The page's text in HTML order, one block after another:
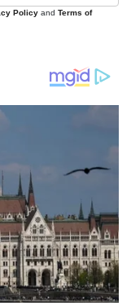
Policy and Terms of